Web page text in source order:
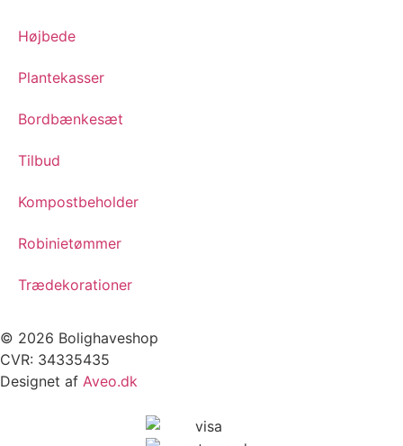
Højbede
Plantekasser
Bordbænkesæt
Tilbud
Kompostbeholder
Robinietømmer
Trædekorationer
© 2026 Bolighaveshop
CVR: 34335435
Designet af Aveo.dk